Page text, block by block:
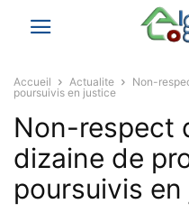
Accueil Actualite
Non-
poursuivis en justice
Non-respect
dizaine de
poursuivis